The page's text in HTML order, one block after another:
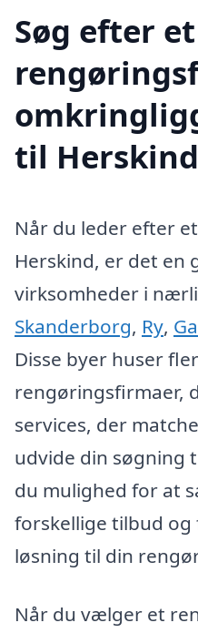
Søg efter
til Herskind
Når du leder efter
Herskind, er det en
virksomheder i
Skanderborg, Ry,
Disse byer huser
rengøringsfirmaer,
services, der
udvide din søgning
du mulighed for at
forskellige tilbud og
løsning til din
Når du vælger et